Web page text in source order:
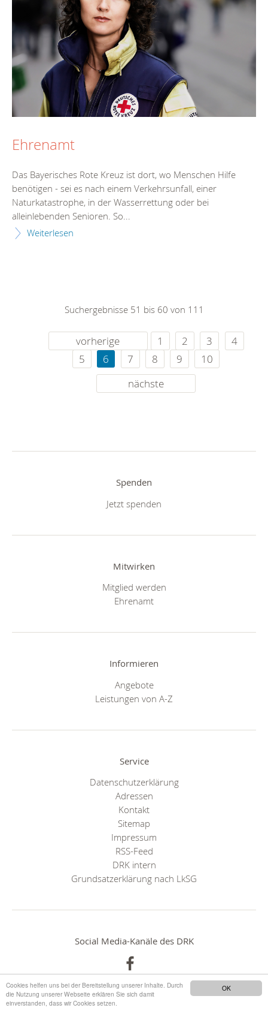
OK
Cookies helfen uns bei der Bereitstellung unserer Inhalte. Durch
die Nutzung unserer Webseite erklären Sie sich damit
einverstanden, dass wir Cookies setzen.
Ehrenamt
Das Bayerisches Rote Kreuz ist dort, wo Menschen Hilfe
benötigen - sei es nach einem Verkehrsunfall, einer
Naturkatastrophe, in der Wasserrettung oder bei
alleinlebenden Senioren. So...
Weiterlesen
Suchergebnisse 51 bis 60 von 111
vorherige 1 2 3
4
5
6 7 8 9
10
nächste
Spenden
Jetzt spenden
Mitwirken
Mitglied werden
Ehrenamt
Informieren
Angebote
Leistungen von A-Z
Service
Datenschutzerklärung
Adressen
Kontakt
Sitemap
Impressum
RSS-Feed
DRK intern
Grundsatzerklärung nach LkSG
Social Media-Kanäle des DRK